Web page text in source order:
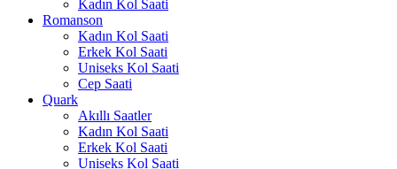
Kadın Kol Saati
Romanson
Kadın Kol Saati
Erkek Kol Saati
Uniseks Kol Saati
Cep Saati
Quark
Akıllı Saatler
Kadın Kol Saati
Erkek Kol Saati
Uniseks Kol Saati